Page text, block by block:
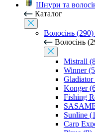
Шнури та
Каталог
Волосінь (290)
Волосінь
Mistrall
Winner
Gladiator
Konger
Fishing
Sunline
Carp